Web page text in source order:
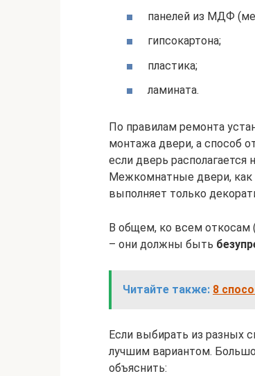
панелей из МДФ
гипсокартона;
пластика;
ламината.
По правилам ремонта
монтажа двери, а способ
если дверь располагается
Межкомнатные двери, как
выполняет только
В общем, ко всем откосам
– они должны быть
Читайте также: 8
Если выбирать из разных
лучшим вариантом.
объяснить: